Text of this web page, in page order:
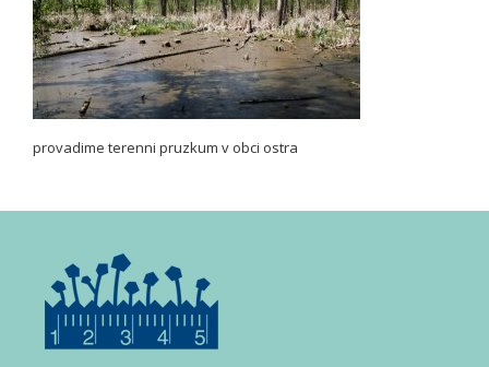
provadime terenni pruzkum v obci ostra